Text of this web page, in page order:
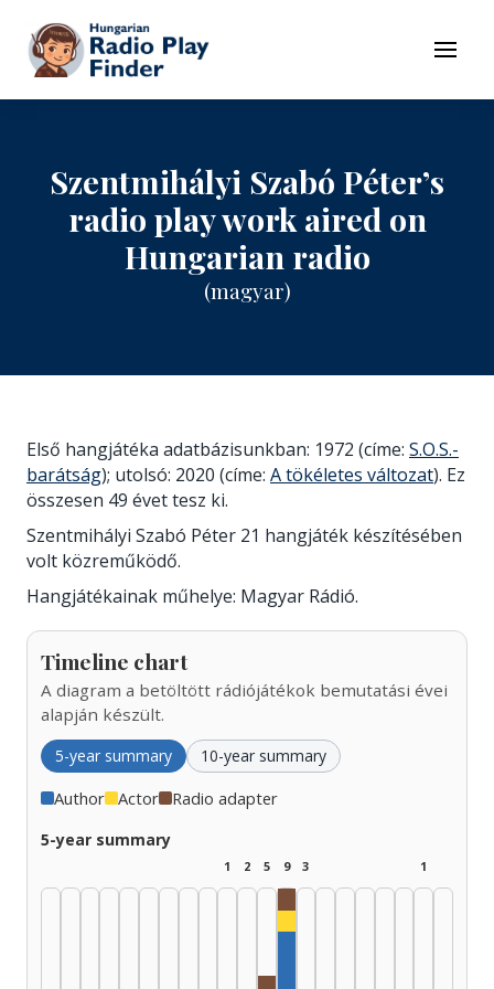
To contents
Menu
Szentmihályi Szabó Péter’s
radio play work aired on
Hungarian radio
(magyar)
Első hangjátéka adatbázisunkban: 1972 (címe: S.O.S.-
barátság); utolsó: 2020 (címe: A tökéletes változat). Ez
összesen 49 évet tesz ki.
Szentmihályi Szabó Péter 21 hangjáték készítésében
volt közreműködő.
Hangjátékainak műhelye: Magyar Rádió.
Timeline chart
A diagram a betöltött rádiójátékok bemutatási évei
alapján készült.
5-year summary 10-year summary
Author Actor Radio adapter
5-year summary
1 2 5 9
Actor, 1985–1989: 1
Radio adapter,
3 1